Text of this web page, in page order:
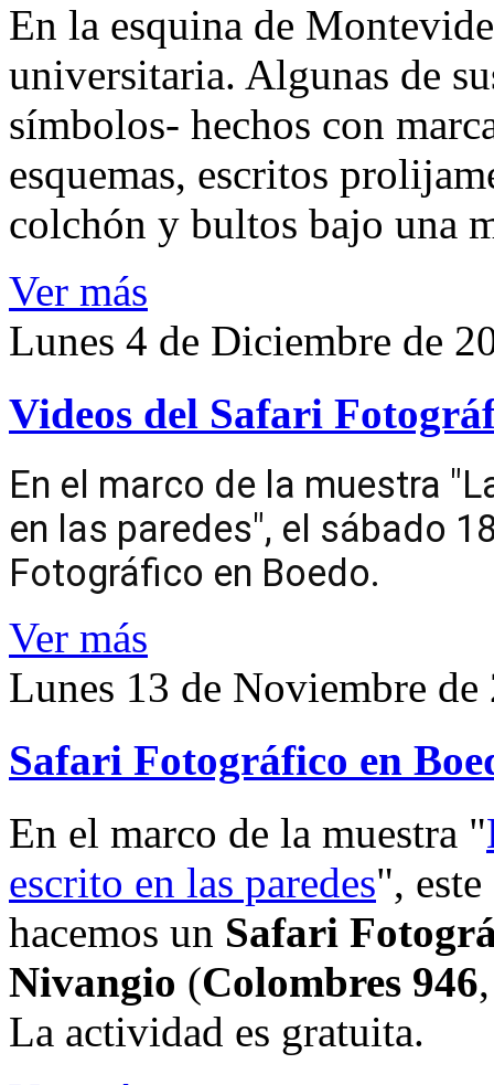
En la esquina de
universitaria. Algunas de
símbolos- hechos con
esquemas, escritos
colchón y bultos bajo una
Ver más
Lunes 4 de Diciembre de
Videos del Safari
En el marco de la muestra
en las paredes", el sábado
Fotográfico en Boedo.
Ver más
Lunes 13 de Noviembre de
Safari Fotográfico en
En el marco de la muestra "
escrito en las paredes", este
hacemos un Safari
Nivangio (Colombres 946
La actividad es gratuita.